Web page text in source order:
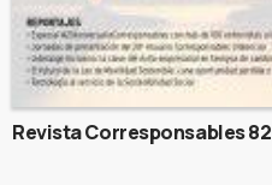
Revista Corresponsables 82